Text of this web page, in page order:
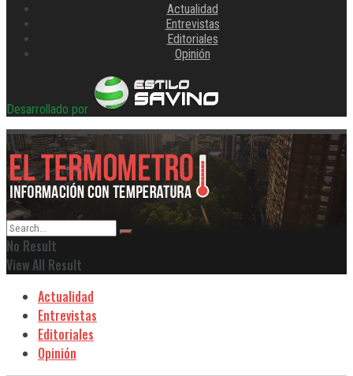
Actualidad
Entrevistas
Editoriales
Opinión
Desarrollado por
No Result
View All Result
Actualidad
Entrevistas
Editoriales
Opinión